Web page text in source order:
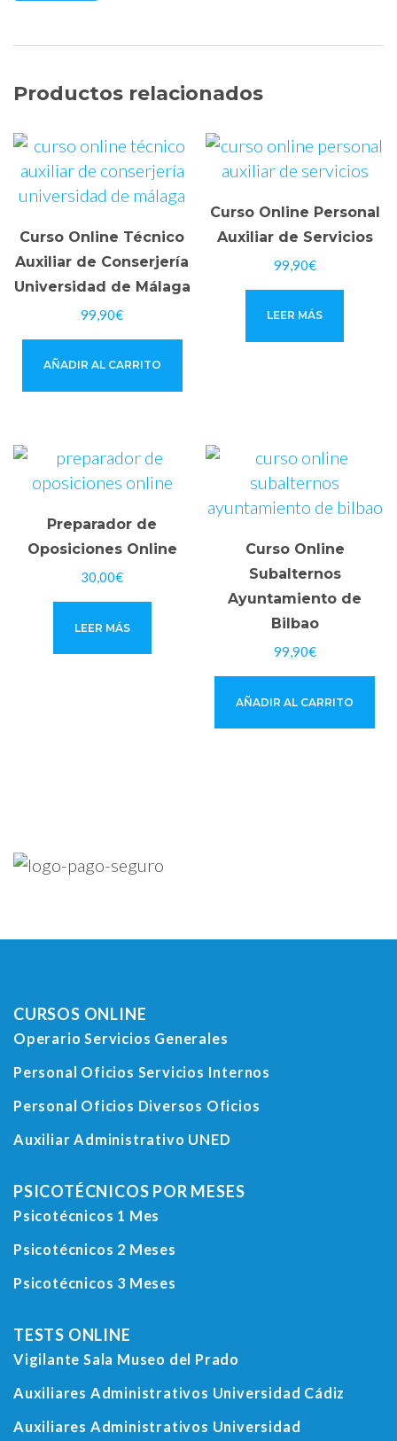
Productos relacionados
Curso Online Técnico
Auxiliar de Conserjería
Universidad de Málaga
99,90€
AÑADIR AL CARRITO
Curso Online Personal
Auxiliar de Servicios
99,90€
LEER MÁS
Preparador de
Oposiciones Online
30,00€
LEER MÁS
Curso Online
Subalternos
Ayuntamiento de
Bilbao
99,90€
AÑADIR AL CARRITO
CURSOS ONLINE
Operario Servicios Generales
Personal Oficios Servicios Internos
Personal Oficios Diversos Oficios
Auxiliar Administrativo UNED
PSICOTÉCNICOS POR MESES
Psicotécnicos 1 Mes
Psicotécnicos 2 Meses
Psicotécnicos 3 Meses
TESTS ONLINE
Vigilante Sala Museo del Prado
Auxiliares Administrativos Universidad Cádiz
Auxiliares Administrativos Universidad